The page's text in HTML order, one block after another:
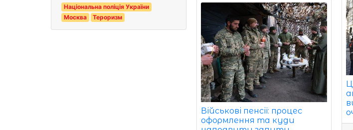
Національна поліція України
Москва
Тероризм
Військові пенсії: процес
оформлення та куди